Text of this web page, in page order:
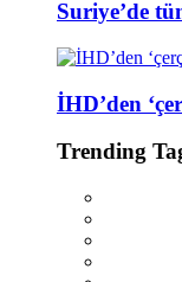
Suriye’de
İHD’den
Trending